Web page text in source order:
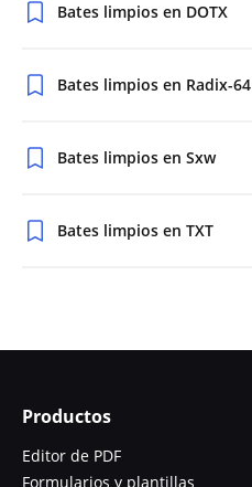
Bates limpios en DOTX
Bates limpios en Radix-64
Bates limpios en Sxw
Bates limpios en TXT
Productos
Editor de PDF
Formularios y plantillas